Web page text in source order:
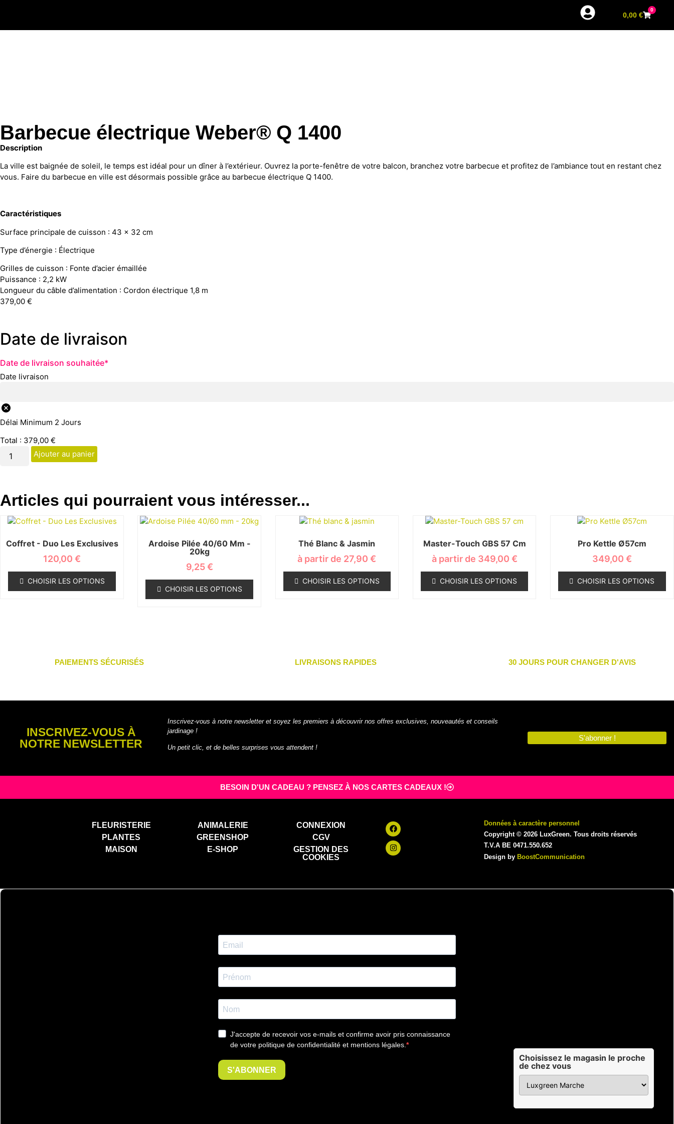
Choisissez le magasin le proche
de chez vous
0,00€
0
Barbecue électrique Weber® Q 1400
Description
La ville est baignée de soleil, le temps est idéal pour un dîner à l’extérieur. Ouvrez la porte-fenêtre de votre balcon, branchez votre barbecue et profitez de l’ambiance tout en restant chez
vous. Faire du barbecue en ville est désormais possible grâce au barbecue électrique Q 1400.
Caractéristiques
Surface principale de cuisson : 43 x 32 cm
Type d’énergie : Électrique
Grilles de cuisson : Fonte d’acier émaillée
Puissance : 2,2 kW
Longueur du câble d’alimentation : Cordon électrique 1,8 m
379,00 €
Date de livraison
Date de livraison souhaitée*
Date livraison
Délai Minimum 2 Jours
Total : 379,00 €
Ajouter au panier
Articles qui pourraient vous intéresser...
Coffret - Duo Les Exclusives
120,00€
CHOISIR LES OPTIONS
Ardoise Pilée 40/60 Mm -
20kg
9,25€
CHOISIR LES OPTIONS
Thé Blanc & Jasmin
à partir de 27,90€
CHOISIR LES OPTIONS
Master-Touch GBS 57 Cm
à partir de 349,00 €
CHOISIR LES OPTIONS
Pro Kettle Ø57cm
349,00 €
CHOISIR LES OPTIONS
PAIEMENTS SÉCURISÉS LIVRAISONS RAPIDES 30 JOURS POUR CHANGER D'AVIS
INSCRIVEZ-VOUS À
NOTRE NEWSLETTER
Inscrivez-vous à notre newsletter et soyez les premiers à découvrir nos offres exclusives, nouveautés et conseils
jardinage !
Un petit clic, et de belles surprises vous attendent !
S'abonner !
BESOIN D'UN CADEAU ? PENSEZ À NOS CARTES CADEAUX !
FLEURISTERIE
PLANTES
MAISON
ANIMALERIE
GREENSHOP
E-SHOP
CONNEXION
CGV
GESTION DES
COOKIES
Données à caractère personnel
Copyright © 2026 LuxGreen. Tous droits réservés
T.V.A BE 0471.550.652
Design byBoostCommunication